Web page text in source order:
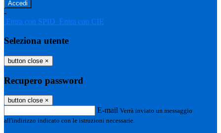
-
Entra con SPID Entra con CIE
Seleziona utente
button close ×
Recupero password
button close ×
E-mail Verrà inviato un messaggio
all'indirizzo indicato con le istruzioni necessarie.